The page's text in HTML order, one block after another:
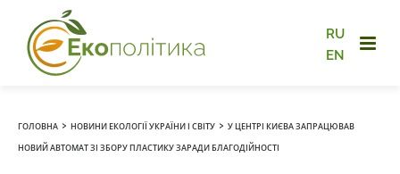
RU
EN
ГОЛОВНА › НОВИНИ ЕКОЛОГІЇ УКРАЇНИ І СВІТУ › У ЦЕНТРІ КИЄВА ЗАПРАЦЮВАВ
НОВИЙ АВТОМАТ ЗІ ЗБОРУ ПЛАСТИКУ ЗАРАДИ БЛАГОДІЙНОСТІ